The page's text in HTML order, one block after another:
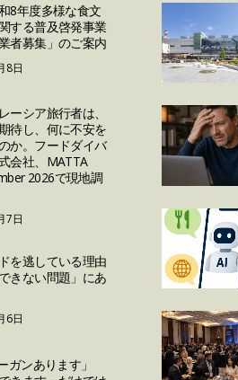
8年度多様な食文
する普及啓発事業
者募集」のご案内
8日
ーシア旅行者は、
待し、何に不安を
か。フードダイバ
会社、MATTA
2026で現地調
7日
を逃している理由
きない問題」にあ
6日
ガンあります」